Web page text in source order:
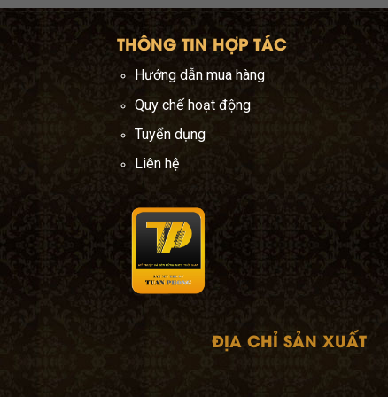
THÔNG TIN HỢP TÁC
Hướng dẫn mua hàng
Quy chế hoạt động
Tuyển dụng
Liên hệ
ĐỊA CHỈ SẢN XUẤT